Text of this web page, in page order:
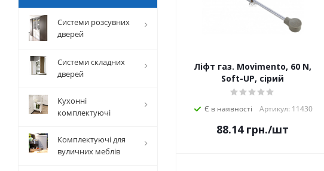
Ліфт газ. Movimento, 60 N,
Soft-UP, сірий
Є в наявності Артикул: 11430
88.14грн./шт
Cистеми розсувних
дверей
Системи складних
дверей
Кухонні
комплектуючі
Комплектуючі для
вуличних меблів